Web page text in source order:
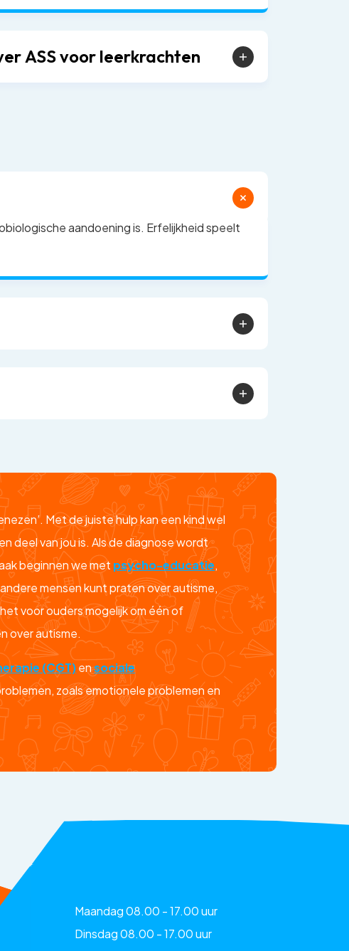
ASS voor leerkrachten
aandoening is. Erfelijkheid speelt
Met de juiste hulp kan een kind wel
deel van jou is. Als de diagnose wordt
beginnen we met psycho-educatie,
mensen kunt praten over autisme,
voor ouders mogelijk om één of
over autisme.
(CGT)ensociale
zoals emotionele problemen en
Maandag 08.00 - 17.00 uur
Dinsdag 08.00 - 17.00 uur